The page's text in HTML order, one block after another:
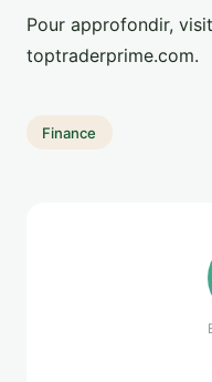
Pour approfondir,
toptraderprime.com.
Finance